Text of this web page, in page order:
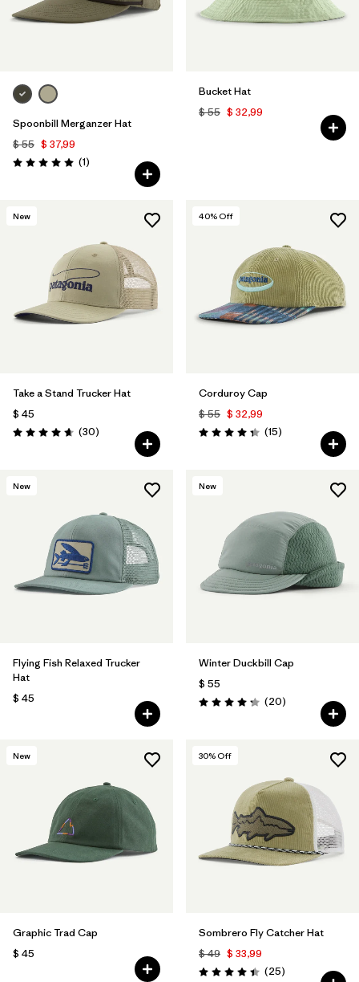
Spoonbill Merganzer Hat
$ 55 $ 37,99
Valoración: 5.0 / 5
(1Comentarios
)
Bucket Hat
$ 55 $ 32,99
New
Take a Stand Trucker Hat
$ 45
Valoración: 4.6 / 5
(30Comentarios
)
40% Off
Corduroy Cap
$ 55 $ 32,99
Valoración: 4.3 / 5
(15Comentarios
)
New
Flying Fish Relaxed Trucker
Hat
$ 45
New
Winter Duckbill Cap
$ 55
Valoración: 4.3 / 5
(20Comentarios
)
New
Graphic Trad Cap
$ 45
30% Off
Sombrero Fly Catcher Hat
$ 49 $ 33,99
Valoración: 4.4 / 5
(25Comentarios
)